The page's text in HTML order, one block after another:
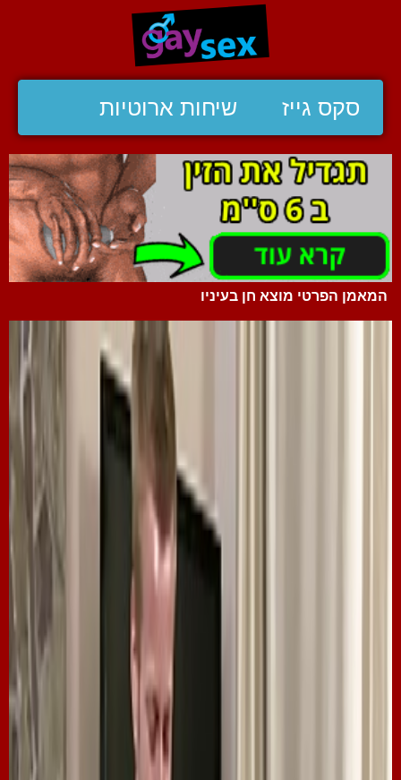
סקס גייז שיחות ארוטיות
המאמן הפרטי מוצא חן בעיניו